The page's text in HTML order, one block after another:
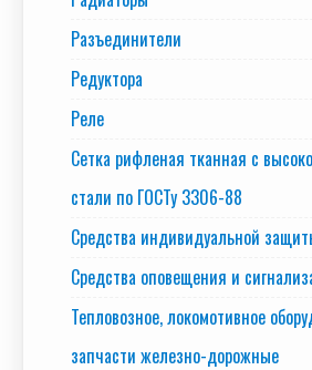
Разъединители
Редуктора
Реле
Сетка рифленая тканная с
стали по ГОСТу 3306-88
Средства индивидуальной
Средства оповещения и
Тепловозное, локомотивное
запчасти железно-дорожные